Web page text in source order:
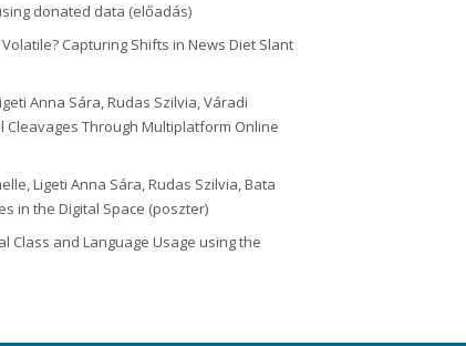
donated data (előadás)
Capturing Shifts in News Diet Slant
Anna Sára, Rudas Szilvia, Váradi
Cleavages Through Multiplatform Online
Ligeti Anna Sára, Rudas Szilvia, Bata
in the Digital Space (poszter)
Class and Language Usage using the